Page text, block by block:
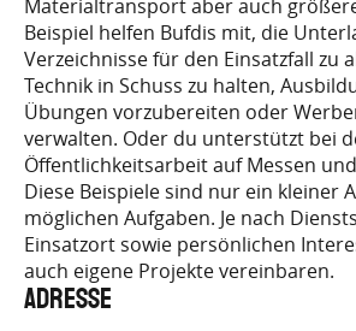
Materialtransport aber auch
Beispiel helfen Bufdis mit, die
Verzeichnisse für den Einsatzfall zu
Technik in Schuss zu halten,
Übungen vorzubereiten oder
verwalten. Oder du unterstützt bei
Öffentlichkeitsarbeit auf Messen
Diese Beispiele sind nur ein kleiner
möglichen Aufgaben. Je nach
Einsatzort sowie persönlichen
auch eigene Projekte vereinbaren.
Adresse